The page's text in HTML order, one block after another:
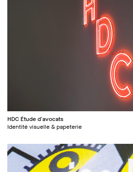
HDC Étude d'avocats
Identité visuelle & papeterie